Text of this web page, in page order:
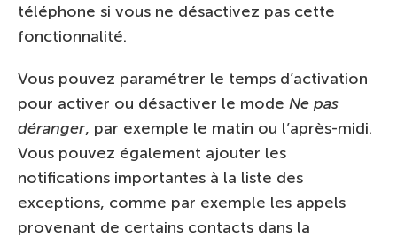
téléphone si vous ne désactivez pas cette
fonctionnalité.
Vous pouvez paramétrer le temps d’activation
pour activer ou désactiver le mode Ne pas
déranger, par exemple le matin ou l’après-midi.
Vous pouvez également ajouter les
notifications importantes à la liste des
exceptions, comme par exemple les appels
provenant de certains contacts dans la